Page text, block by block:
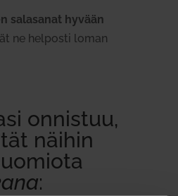
sala­sanat hyvään
ne hel­posti loman
onnistuu,
näihin
: